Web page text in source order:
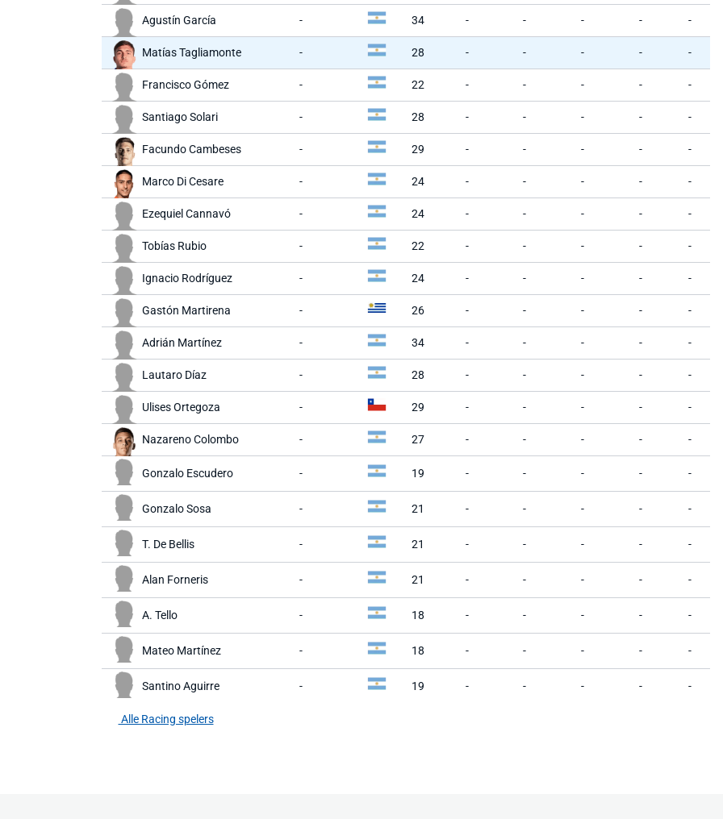
Agustín García - 34 - - - - -
Matías Tagliamonte - 28 - - - - -
Francisco Gómez - 22 - - - - -
Santiago Solari - 28 - - - - -
Facundo Cambeses - 29 - - - - -
Marco Di Cesare - 24 - - - - -
Ezequiel Cannavó - 24 - - - - -
Tobías Rubio - 22 - - - - -
Ignacio Rodríguez - 24 - - - - -
Gastón Martirena - 26 - - - - -
Adrián Martínez - 34 - - - - -
Lautaro Díaz - 28 - - - - -
Ulises Ortegoza - 29 - - - - -
Nazareno Colombo - 27 - - - - -
Gonzalo Escudero - 19 - - - - -
Gonzalo Sosa - 21 - - - - -
T. De Bellis - 21 - - - - -
Alan Forneris - 21 - - - - -
A. Tello - 18 - - - - -
Mateo Martínez - 18 - - - - -
Santino Aguirre - 19 - - - - -
Alle Racing spelers